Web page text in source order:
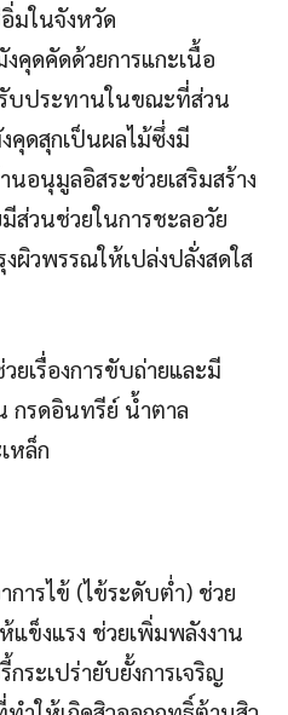
มในจังหวัด
คุดคัดด้วยการแกะเนื้อ
บประทานในขณะที่ส่วน
ดสุกเป็นผลไม้ซึ่งมี
อนุมูลอิสระช่วยเสริมสร้าง
ส่วนช่วยในการชะลอวัย
งผิวพรรณให้เปล่งปลั่งสดใส
ยเรื่องการขับถ่ายและมี
กรดอินทรีย์ น้ำตาล
หล็ก
ารไข้ (ไข้ระดับต่ำ) ช่วย
แข็งแรง ช่วยเพิ่มพลังงาน
ระเปร่ายับยั้งการเจริญ